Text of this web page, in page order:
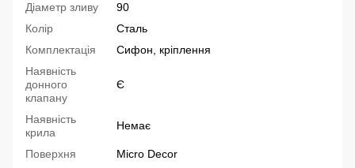
Діаметр зливу
90
Колір
Сталь
Комплектація
Сифон, кріплення
Наявність
донного
клапану
Є
Наявність
крила
Немає
Поверхня
Micro Decor